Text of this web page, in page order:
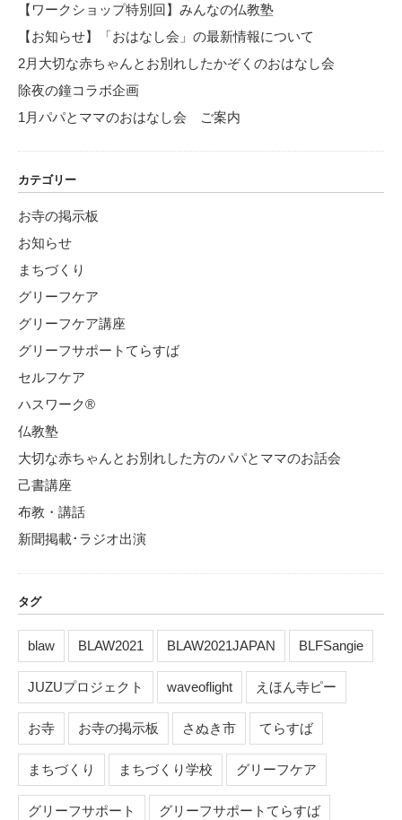
【ワークショップ特別回】みんなの仏教塾
【お知らせ】「おはなし会」の最新情報について
2月大切な赤ちゃんとお別れしたかぞくのおはなし会
除夜の鐘コラボ企画
1月パパとママのおはなし会 ご案内
カテゴリー
お寺の掲示板
お知らせ
まちづくり
グリーフケア
グリーフケア講座
グリーフサポートてらすば
セルフケア
ハスワーク®
仏教塾
大切な赤ちゃんとお別れした方のパパとママのお話会
己書講座
布教・講話
新聞掲載･ラジオ出演
タグ
blaw BLAW2021 BLAW2021JAPAN BLFSangie
JUZUプロジェクト waveoflight えほん寺ピー
お寺 お寺の掲示板 さぬき市 てらすば
まちづくり まちづくり学校 グリーフケア
グリーフサポート グリーフサポートてらすば